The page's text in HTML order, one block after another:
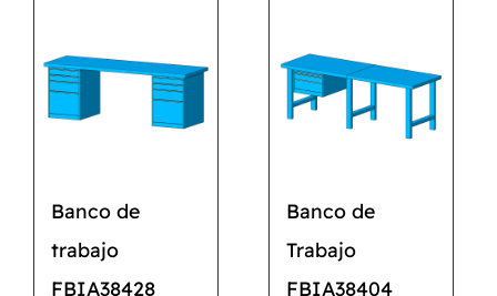
Banco de
trabajo
FBIA38428
Banco de
Trabajo
FBIA38404